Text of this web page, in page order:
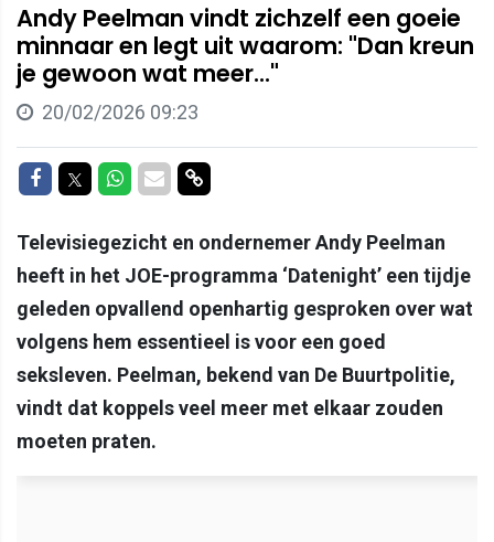
Andy Peelman vindt zichzelf een goeie
minnaar en legt uit waarom: "Dan kreun
je gewoon wat meer..."
20/02/2026 09:23
Delen op Facebook
Delen op Twitter
Delen op Whatsapp
Delen via Mail
Delen via link
Televisiegezicht en ondernemer Andy Peelman
heeft in het JOE-programma ‘Datenight’ een tijdje
geleden opvallend openhartig gesproken over wat
volgens hem essentieel is voor een goed
seksleven. Peelman, bekend van De Buurtpolitie,
vindt dat koppels veel meer met elkaar zouden
moeten praten.